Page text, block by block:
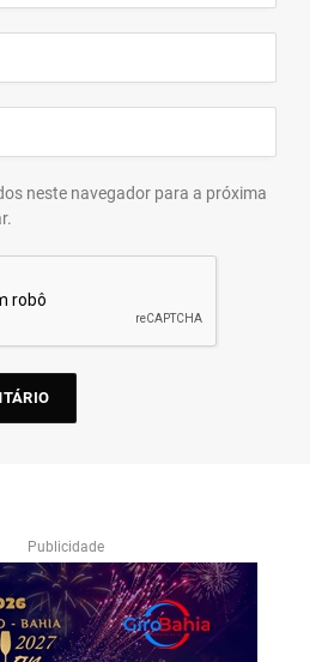
neste navegador para a próxima
Publicidade